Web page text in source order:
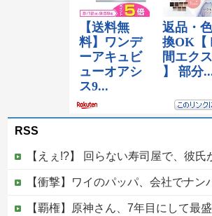
RSS
【えぇ!?】 回らない寿司屋で、彼氏が寿司に “醤油” つけてた→私「は？30にもなって、醤油つけるとか恥ずかしい！ドン引き！低
【衝撃】ワイのパッパ、会社でナンバーツーになった結
【覇権】原神さん、7年目にして最盛期を迎えるｗ